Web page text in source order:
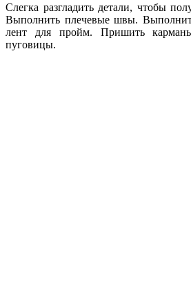
Слегка разгладить детали, чтобы
Выполнить плечевые швы.
лент для пройм. Пришить
пуговицы.